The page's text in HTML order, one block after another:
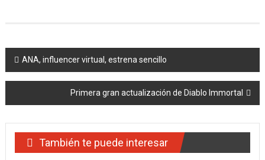
Navegación
de
entradas
ANA, influencer virtual, estrena sencillo
Primera gran actualización de Diablo Immortal
También te puede interesar